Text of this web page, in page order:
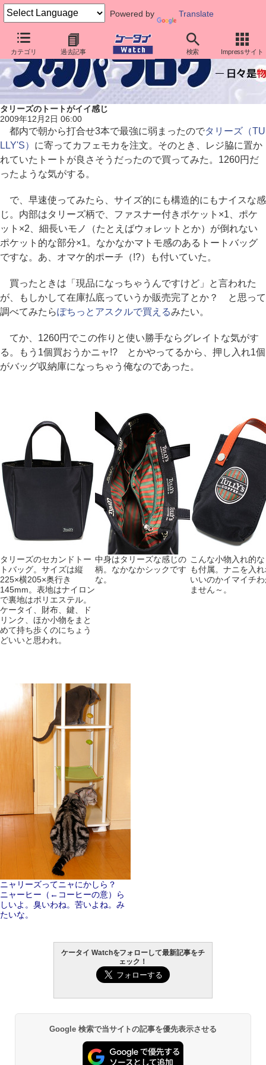
Powered by Translate
カテゴリ 過去記事 検索 Impressサイト
タリーズのトートがイイ感じ
2009年12月2日 06:00
都内で朝から打合せ3本で最強に弱まったのでタリーズ（TU
LLY'S） に寄ってカフェモカを注文。そのとき、レジ脇に置か
れていたトートが良さそうだったので買ってみた。1260円だ
ったような気がする。
で、早速使ってみたら、サイズ的にも構造的にもナイスな感
じ。内部はタリーズ柄で、ファスナー付きポケット×1、ポケ
ット×2、細長いモノ（たとえばウォレットとか）が倒れない
ポケット的な部分×1。なかなかマトモ感のあるトートバッグ
ですな。あ、オマケ的ポーチ（!?）も付いていた。
買ったときは「現品になっちゃうんですけど」と言われた
が、もしかして在庫払底っていうか販売完了とか？ と思って
調べてみたらぽちっとアスクルで買えるみたい。
てか、1260円でこの作りと使い勝手ならグレイトな気がす
る。もう1個買おうかニャ!? とかやってるから、押し入れ1個
がバッグ収納庫になっちゃう俺なのであった。
タリーズのセカンドトー
トバッグ。サイズは縦
225×横205×奥行き
145mm。表地はナイロン
で裏地はポリエステル。
ケータイ、財布、鍵、ド
リンク、ほか小物をまと
めて持ち歩くのにちょう
どいいと思われ。
中身はタリーズな感じの
柄。なかなかシックです
な。
こんな小物入れ的
も付属。ナニを入
いいのかイマイチ
ません～。
ニャリーズってニャにかしら？
ニャーヒー（←コーヒーの意）ら
しいよ。臭いわね。苦いよね。み
たいな。
ケータイ Watchをフォローして最新記事をチ
ェック！
Google 検索で当サイトの記事を優先表示させる